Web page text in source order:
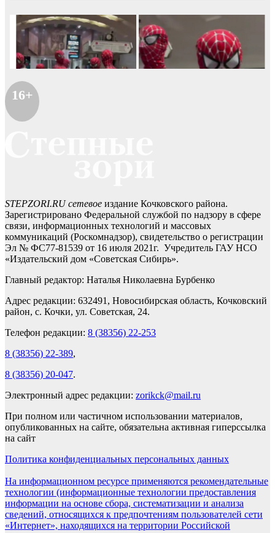
16+
STEPZORI.RU сетевое издание Кочковского района.
Зарегистрировано Федеральной службой по надзору в сфере
связи, информационных технологий и массовых
коммуникаций (Роскомнадзор), свидетельство о регистрации
Эл № ФС77-81539 от 16 июля 2021г. Учредитель ГАУ НСО
«Издательский дом «Советская Сибирь».
Главный редактор: Наталья Николаевна Бурбенко
Адрес редакции: 632491, Новосибирская область, Кочковский
район, с. Кочки, ул. Советская, 24.
Телефон редакции: 8 (38356) 22-253
8 (38356) 22-389,
8 (38356) 20-047.
Электронный адрес редакции: zorikck@mail.ru
При полном или частичном использовании материалов,
опубликованных на сайте, обязательна активная гиперссылка
на сайт
Политика конфиденциальных персональных данных
На информационном ресурсе применяются рекомендательные
технологии (информационные технологии предоставления
информации на основе сбора, систематизации и анализа
сведений, относящихся к предпочтениям пользователей сети
«Интернет», находящихся на территории Российской